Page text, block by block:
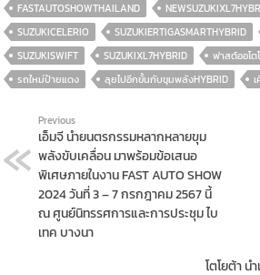
FASTAUTOSHOWTHAILAND
SUZUKICELERIO
SUZUKIERTIGASMARTHYBRID
SUZUKISWIFT
SUZUKIXL7HYBRID
ฟาสต์ออโต
รถใหม่ป้ายแดง
ลุยไปอีกขั้นกับขุมพลังHYBRID
Previous
เอ็มจี นำยนตรกรรมหลากหลายขุม
พลังขับเคลื่อน มาพร้อมข้อเสนอ
พิเศษภายในงาน FAST AUTO SHOW
2024 วันที่ 3 – 7 กรกฎาคม 2567 นี้
ณ ศูนย์นิทรรศการและการประชุม ไบ
เทค บางนา
โตโยต้า น